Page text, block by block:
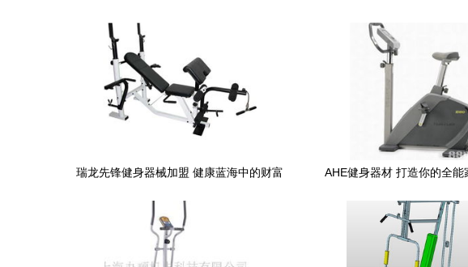
瑞龙先锋健身器械加盟 健康蓝海中的财富
AHE健身器材 打造你的全能